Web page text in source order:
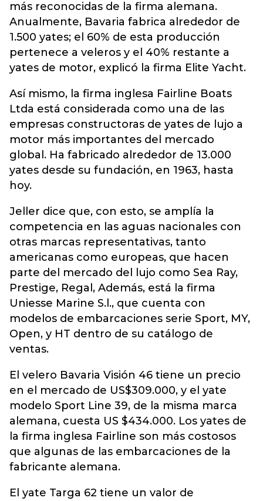
más reconocidas de la firma alemana.
Anualmente, Bavaria fabrica alrededor de
1.500 yates; el 60% de esta producción
pertenece a veleros y el 40% restante a
yates de motor, explicó la firma Elite Yacht.
Así mismo, la firma inglesa Fairline Boats
Ltda está considerada como una de las
empresas constructoras de yates de lujo a
motor más importantes del mercado
global. Ha fabricado alrededor de 13.000
yates desde su fundación, en 1963, hasta
hoy.
Jeller dice que, con esto, se amplía la
competencia en las aguas nacionales con
otras marcas representativas, tanto
americanas como europeas, que hacen
parte del mercado del lujo como Sea Ray,
Prestige, Regal, Además, está la firma
Uniesse Marine S.l., que cuenta con
modelos de embarcaciones serie Sport, MY,
Open, y HT dentro de su catálogo de
ventas.
El velero Bavaria Visión 46 tiene un precio
en el mercado de US$309.000, y el yate
modelo Sport Line 39, de la misma marca
alemana, cuesta US $434.000. Los yates de
la firma inglesa Fairline son más costosos
que algunas de las embarcaciones de la
fabricante alemana.
El yate Targa 62 tiene un valor de